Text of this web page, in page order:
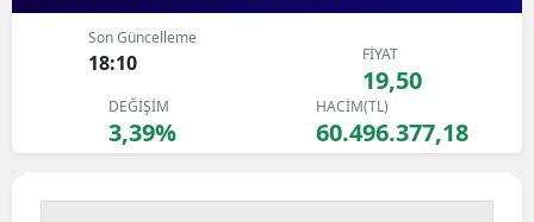
Son Güncelleme
18:10 FİYAT
19,50
DEĞİŞİM
3,39%
HACİM(TL)
60.496.377,18